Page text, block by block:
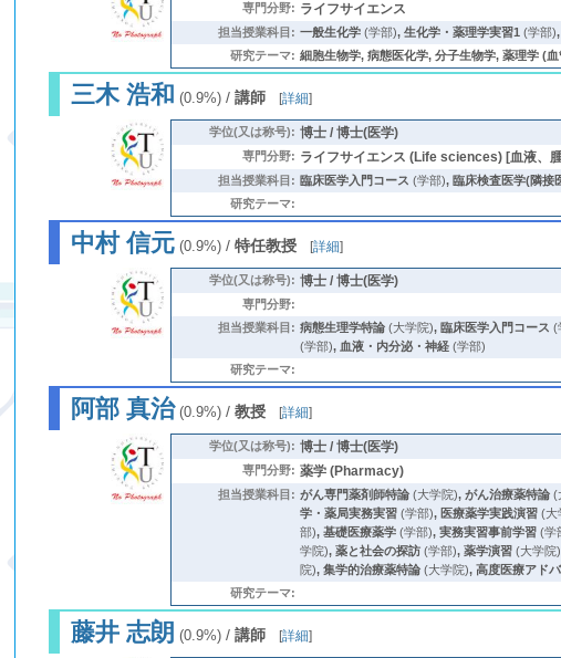
専門分野: ライフサイエンス
担当授業科目: 一般生化学 (学部),生化学・薬理学実習1 (学部)
研究テーマ: 細胞生物学, 病態医化学, 分子生物学, 薬理学 (
三木 浩和 (0.9%) /講師 [詳細]
学位(又は称号): 博士 / 博士(医学)
専門分野: ライフサイエンス (Life sciences) [血液、
担当授業科目: 臨床医学入門コース (学部),臨床検査医学(隣接
研究テーマ:
中村 信元 (0.9%) /特任教授 [詳細]
学位(又は称号): 博士 / 博士(医学)
専門分野:
担当授業科目: 病態生理学特論 (大学院),臨床医学入門コース (
(学部), 血液・内分泌・神経 (学部)
研究テーマ:
阿部 真治(0.9%) /教授 [詳細]
学位(又は称号): 博士 / 博士(医学)
専門分野: 薬学 (Pharmacy)
担当授業科目: がん専門薬剤師特論 (大学院),がん治療薬特論 (
学・薬局実務実習 (学部), 医療薬学実践演習 (大
部),基礎医療薬学 (学部),実務実習事前学習 (学
学院),薬と社会の探訪 (学部),薬学演習 (大学院)
院),集学的治療薬特論 (大学院),高度医療アド
研究テーマ:
藤井 志朗 (0.9%) /講師 [詳細]